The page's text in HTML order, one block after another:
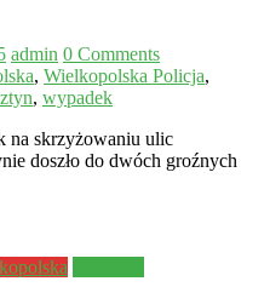
admin 0 Comments
, Wielkopolska Policja,
, wypadek
na skrzyżowaniu ulic
doszło do dwóch groźnych